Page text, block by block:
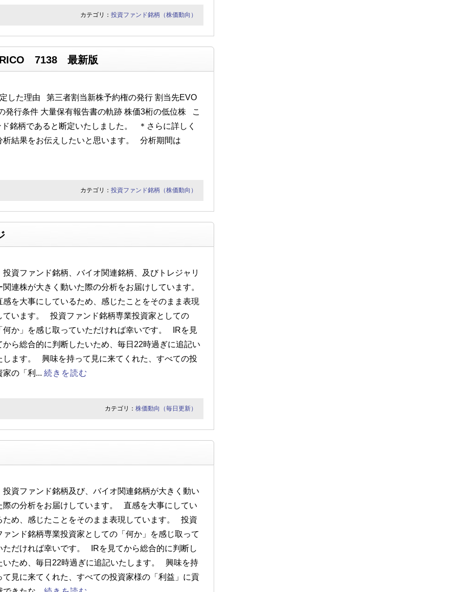
カテゴリ： 投資ファンド銘柄（株価動向）
7138 最新版
した理由 第三者割当新株予約権の発行 割当先EVO
発行条件 大量保有報告書の軌跡 株価3桁の低位株 こ
銘柄であると断定いたしました。 ＊さらに詳しく
結果をお伝えしたいと思います。 分析期間は
カテゴリ： 投資ファンド銘柄（株価動向）
資ファンド銘柄、バイオ関連銘柄、及びトレジャリ
関連株が大きく動いた際の分析をお届けしています。
感を大事にしているため、感じたことをそのまま表現
ています。 投資ファンド銘柄専業投資家としての
何か」を感じ取っていただければ幸いです。 IRを見
から総合的に判断したいため、毎日22時過ぎに追記い
します。 興味を持って見に来てくれた、すべての投
家の「利... 続きを読む
カテゴリ： 株価動向（毎日更新）
資ファンド銘柄及び、バイオ関連銘柄が大きく動い
際の分析をお届けしています。 直感を大事にしてい
ため、感じたことをそのまま表現しています。 投資
ァンド銘柄専業投資家としての「何か」を感じ取って
ただければ幸いです。 IRを見てから総合的に判断し
いため、毎日22時過ぎに追記いたします。 興味を持
て見に来てくれた、すべての投資家様の「利益」に貢